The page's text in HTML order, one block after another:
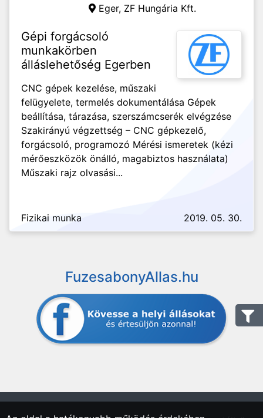
Eger, ZF Hungária Kft.
Gépi forgácsoló
munkakörben
álláslehetőség Egerben
CNC gépek kezelése, műszaki
felügyelete, termelés dokumentálása Gépek
beállítása, tárazása, szerszámcserék elvégzése
Szakirányú végzettség – CNC gépkezelő,
forgácsoló, programozó Mérési ismeretek (kézi
mérőeszközök önálló, magabiztos használata)
Műszaki rajz olvasási...
Fizikai munka 2019. 05. 30.
FuzesabonyAllas.hu